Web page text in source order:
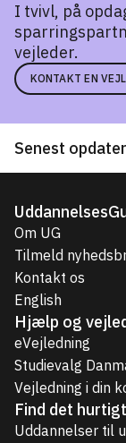
I tvivl, på
vejleder.
KONTAKT EN
Senest
Om UG
Tilmeld
Kontakt os
English
Hjælp og
eVejledning
Studievalg
Vejledning i din
Find det hurtigt
Uddannelser til